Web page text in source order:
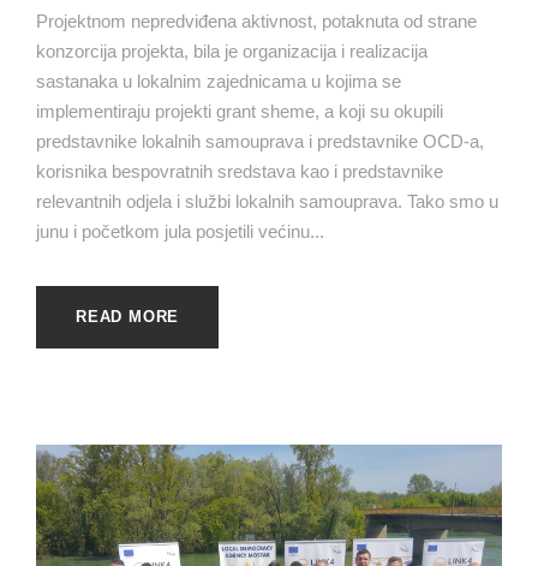
Projektnom nepredviđena aktivnost, potaknuta od strane
konzorcija projekta, bila je organizacija i realizacija
sastanaka u lokalnim zajednicama u kojima se
implementiraju projekti grant sheme, a koji su okupili
predstavnike lokalnih samouprava i predstavnike OCD-a,
korisnika bespovratnih sredstava kao i predstavnike
relevantnih odjela i službi lokalnih samouprava. Tako smo u
junu i početkom jula posjetili većinu...
READ MORE